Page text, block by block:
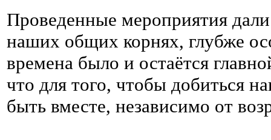
Проведенные мероприятия
наших общих корнях, глубже
времена было и остаётся
что для того, чтобы добиться
быть вместе, независимо от